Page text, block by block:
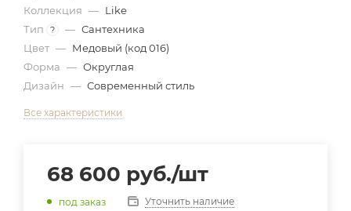
Коллекция — Like
Тип
? — Сантехника
Цвет — Медовый (код 016)
Форма — Округлая
Дизайн — Современный стиль
Все характеристики
68 600 руб./шт
под заказ Уточнить наличие